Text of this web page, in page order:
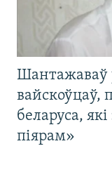
Шантажаваў
вайскоўцаў,
беларуса,
піярам»